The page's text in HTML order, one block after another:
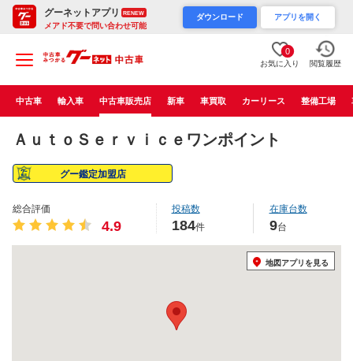
グーネットアプリ RENEW
メアド不要で問い合わせ可能
ダウンロード アプリを開く
0
お気に入り 閲覧履歴
中古車 輸入車 中古車販売店 新車 車買取 カーリース 整備工場
ＡｕｔｏＳｅｒｖｉｃｅワンポイント
グー鑑定加盟店
総合評価
4.9
投稿数
184件
在庫台数
9台
地図アプリを見る